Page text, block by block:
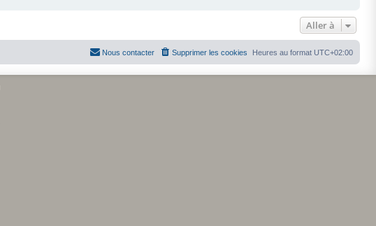
Aller à
Heures au format UTC+02:00
Supprimer les cookies
Nous contacter